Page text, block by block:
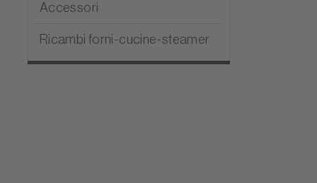
Accessori
Ricambi forni-cucine-steamer